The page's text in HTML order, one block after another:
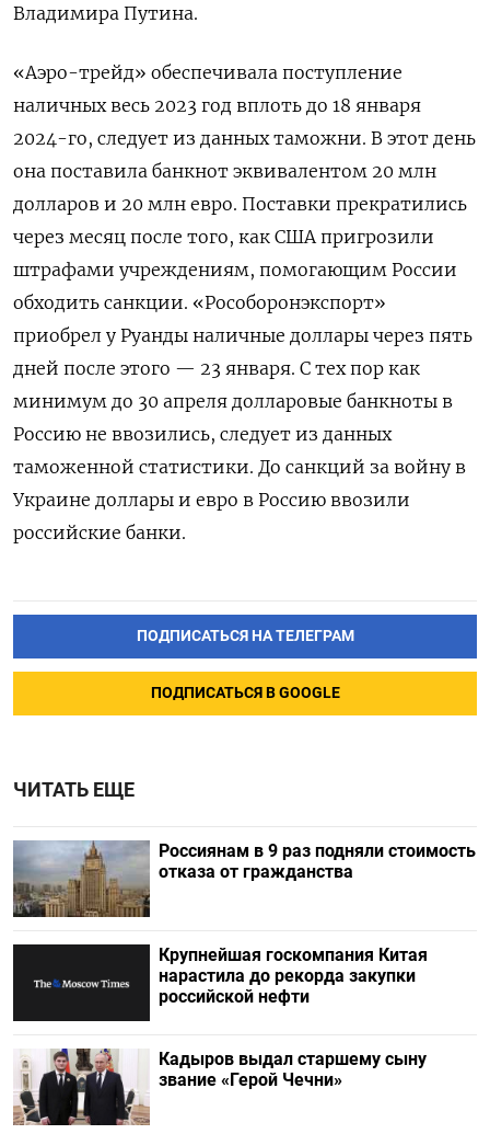
Владимира Путина.
«Аэро-трейд» обеспечивала поступление
наличных весь 2023 год вплоть до 18 января
2024-го, следует из данных таможни. В этот день
она поставила банкнот эквивалентом 20 млн
долларов и 20 млн евро. Поставки прекратились
через месяц после того, как США пригрозили
штрафами учреждениям, помогающим России
обходить санкции. «Рособоронэкспорт»
приобрел у Руанды наличные доллары через пять
дней после этого — 23 января. С тех пор как
минимум до 30 апреля долларовые банкноты в
Россию не ввозились, следует из данных
таможенной статистики. До санкций за войну в
Украине доллары и евро в Россию ввозили
российские банки.
ПОДПИСАТЬСЯ НА ТЕЛЕГРАМ
ПОДПИСАТЬСЯ В GOOGLE
ЧИТАТЬ ЕЩЕ
Россиянам в 9 раз подняли стоимость
отказа от гражданства
Крупнейшая госкомпания Китая
нарастила до рекорда закупки
российской нефти
Кадыров выдал старшему сыну
звание «Герой Чечни»